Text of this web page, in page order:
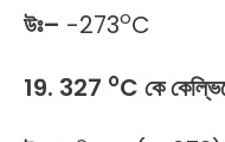
উঃ– -273oC
19. 327 oC কে